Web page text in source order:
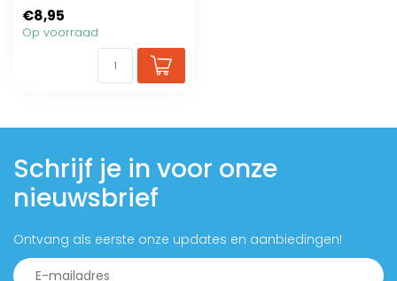
€8,95
Op voorraad
Schrijf je in voor onze
nieuwsbrief
Ontvang als eerste onze updates en aanbiedingen!